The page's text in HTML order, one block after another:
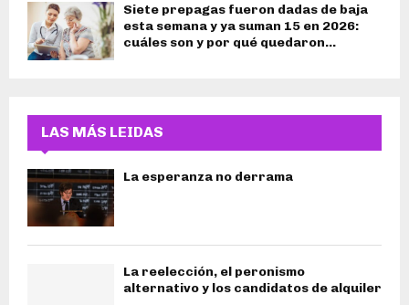
Siete prepagas fueron dadas de baja
esta semana y ya suman 15 en 2026:
cuáles son y por qué quedaron...
LAS MÁS LEIDAS
La esperanza no derrama
La reelección, el peronismo
alternativo y los candidatos de alquiler